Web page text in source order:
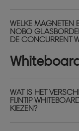
WELKE MAGNETEN
NOBO
DE CONCURRENT
WAT IS HET
FIJNTIP
KIEZEN?